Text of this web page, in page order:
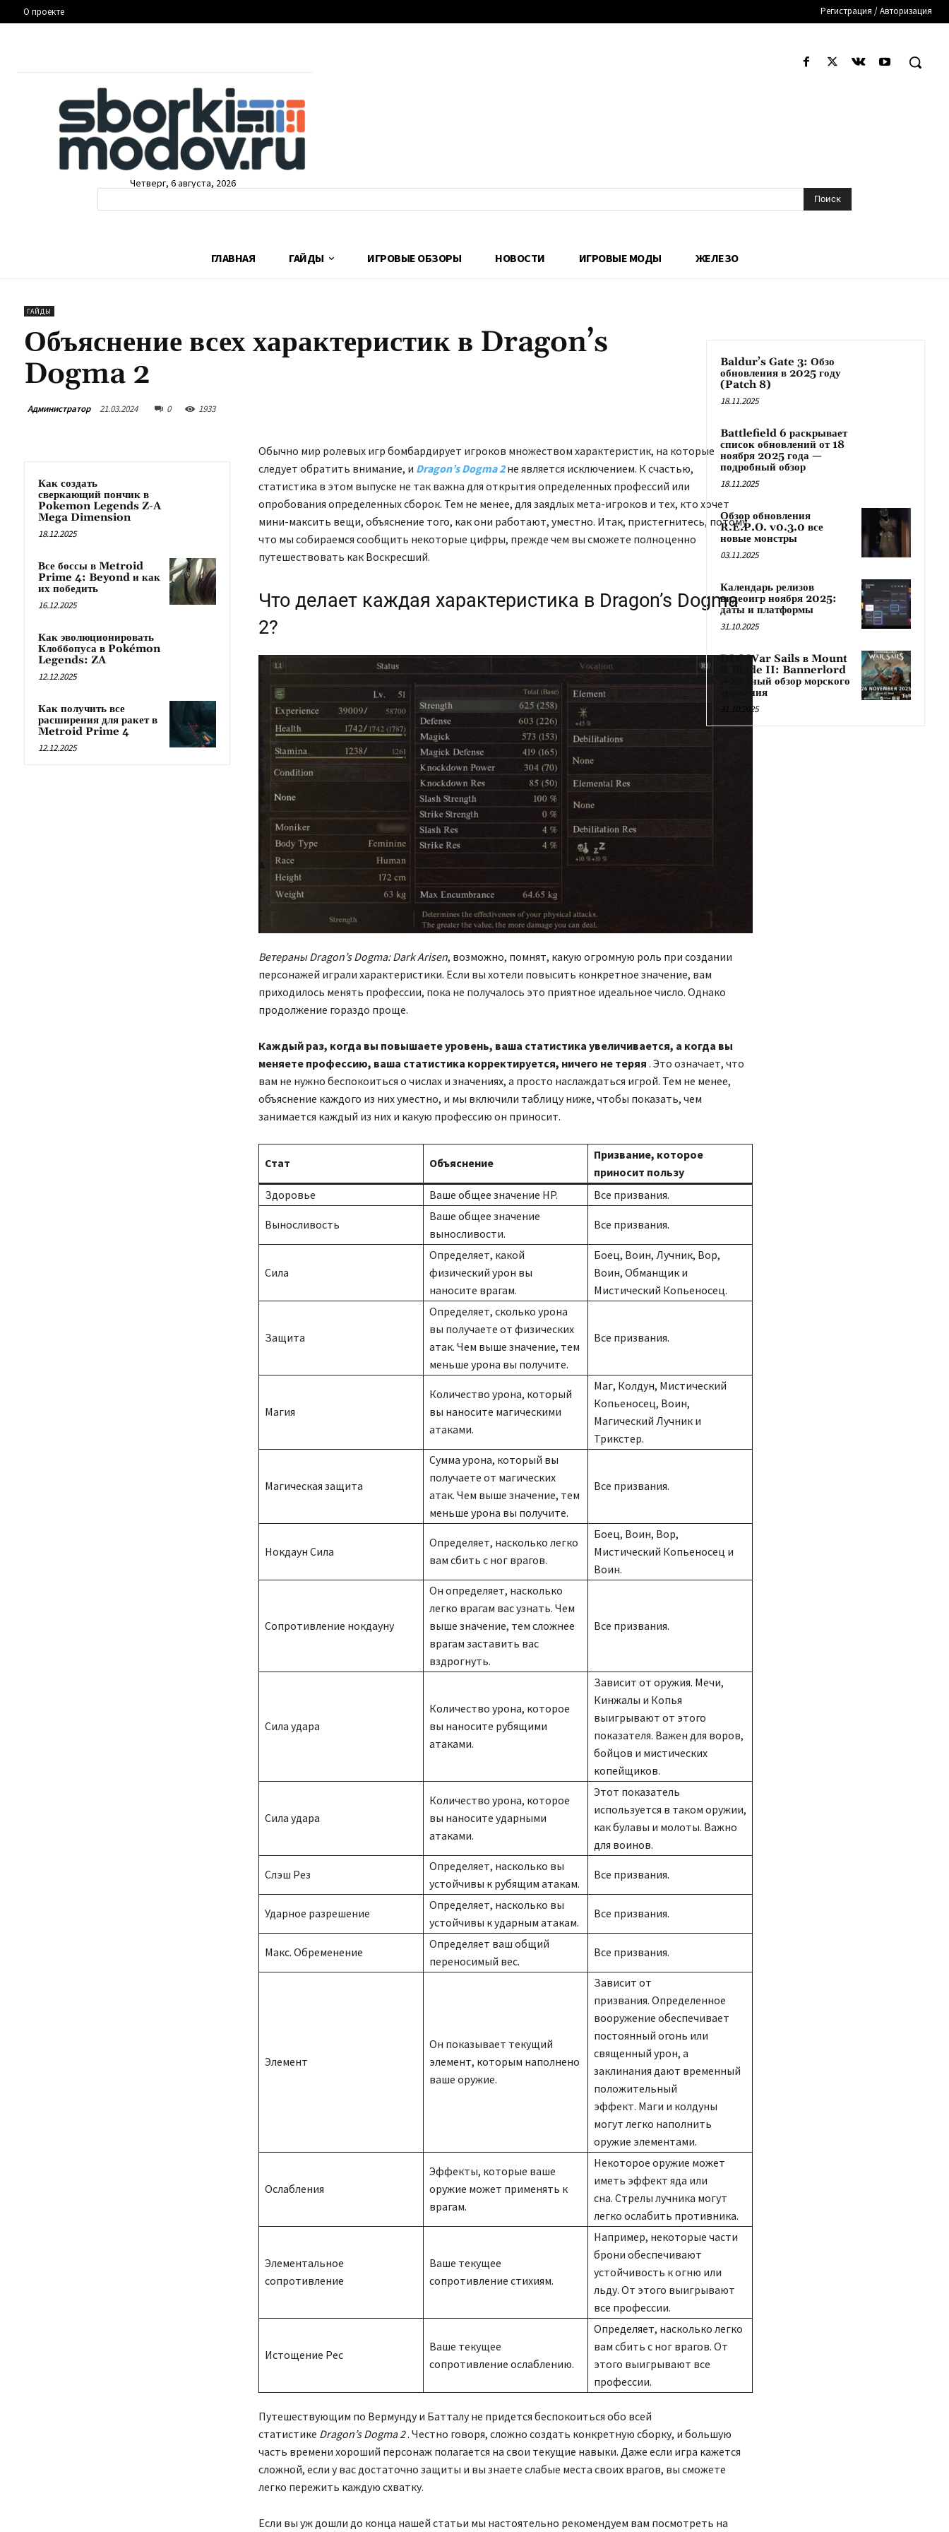
О проекте Регистрация / Авторизация
Четверг, 6 августа, 2026
Поиск
ГЛАВНАЯ ГАЙДЫ ИГРОВЫЕ ОБЗОРЫ НОВОСТИ ИГРОВЫЕ МОДЫ ЖЕЛЕЗО
ГАЙДЫ
Объяснение всех характеристик в Dragon’s
Dogma 2
Администратор 21.03.2024 0 1933
Как создать
сверкающий пончик в
Pokemon Legends Z-A
Mega Dimension
18.12.2025
Все боссы в Metroid
Prime 4: Beyond и как
их победить
16.12.2025
Как эволюционировать
Клоббопуса в Pokémon
Legends: ZA
12.12.2025
Как получить все
расширения для ракет в
Metroid Prime 4
12.12.2025
Обычно мир ролевых игр бомбардирует игроков множеством характеристик, на которые
следует обратить внимание, и Dragon’s Dogma 2 не является исключением. К счастью,
статистика в этом выпуске не так важна для открытия определенных профессий или
опробования определенных сборок. Тем не менее, для заядлых мета-игроков и тех, кто хочет
мини-максить вещи, объяснение того, как они работают, уместно. Итак, пристегнитесь, потому
что мы собираемся сообщить некоторые цифры, прежде чем вы сможете полноценно
путешествовать как Воскресший.
Что делает каждая характеристика в Dragon’s Dogma
2?
Ветераны Dragon’s Dogma: Dark Arisen, возможно, помнят, какую огромную роль при создании
персонажей играли характеристики. Если вы хотели повысить конкретное значение, вам
приходилось менять профессии, пока не получалось это приятное идеальное число. Однако
продолжение гораздо проще.
Каждый раз, когда вы повышаете уровень, ваша статистика увеличивается, а когда вы
меняете профессию, ваша статистика корректируется, ничего не теряя . Это означает, что
вам не нужно беспокоиться о числах и значениях, а просто наслаждаться игрой. Тем не менее,
объяснение каждого из них уместно, и мы включили таблицу ниже, чтобы показать, чем
занимается каждый из них и какую профессию он приносит.
Стат Объяснение
Призвание, которое
приносит пользу
Здоровье
Ваше общее значение HP. Все призвания.
Выносливость
Ваше общее значение
выносливости.
Все призвания.
Сила
Определяет, какой
физический урон вы
наносите врагам.
Боец, Воин, Лучник, Вор,
Воин, Обманщик и
Мистический Копьеносец.
Защита
Определяет, сколько урона
вы получаете от физических
атак. Чем выше значение, тем
меньше урона вы получите.
Все призвания.
Магия
Количество урона, который
вы наносите магическими
атаками.
Маг, Колдун, Мистический
Копьеносец, Воин,
Магический Лучник и
Трикстер.
Магическая защита
Сумма урона, который вы
получаете от магических
атак. Чем выше значение, тем
меньше урона вы получите.
Все призвания.
Нокдаун Сила
Определяет, насколько легко
вам сбить с ног врагов.
Боец, Воин, Вор,
Мистический Копьеносец и
Воин.
Сопротивление нокдауну
Он определяет, насколько
легко врагам вас узнать. Чем
выше значение, тем сложнее
врагам заставить вас
вздрогнуть.
Все призвания.
Сила удара
Количество урона, которое
вы наносите рубящими
атаками.
Зависит от оружия. Мечи,
Кинжалы и Копья
выигрывают от этого
показателя. Важен для воров,
бойцов и мистических
копейщиков.
Сила удара
Количество урона, которое
вы наносите ударными
атаками.
Этот показатель
используется в таком оружии,
как булавы и молоты. Важно
для воинов.
Слэш Рез
Определяет, насколько вы
устойчивы к рубящим атакам.
Все призвания.
Ударное разрешение
Определяет, насколько вы
устойчивы к ударным атакам.
Все призвания.
Макс. Обременение
Определяет ваш общий
переносимый вес.
Все призвания.
Элемент
Он показывает текущий
элемент, которым наполнено
ваше оружие.
Зависит от
призвания. Определенное
вооружение обеспечивает
постоянный огонь или
священный урон, а
заклинания дают временный
положительный
эффект. Маги и колдуны
могут легко наполнить
оружие элементами.
Ослабления
Эффекты, которые ваше
оружие может применять к
врагам.
Некоторое оружие может
иметь эффект яда или
сна. Стрелы лучника могут
легко ослабить противника.
Элементальное
сопротивление
Ваше текущее
сопротивление стихиям.
Например, некоторые части
брони обеспечивают
устойчивость к огню или
льду. От этого выигрывают
все профессии.
Истощение Рес
Ваше текущее
сопротивление ослаблению.
Определяет, насколько легко
вам сбить с ног врагов. От
этого выигрывают все
профессии.
Путешествующим по Вермунду и Батталу не придется беспокоиться обо всей
статистике Dragon’s Dogma 2. Честно говоря, сложно создать конкретную сборку, и большую
часть времени хороший персонаж полагается на свои текущие навыки. Даже если игра кажется
сложной, если у вас достаточно защиты и вы знаете слабые места своих врагов, вы сможете
легко пережить каждую схватку.
Если вы уж дошли до конца нашей статьи мы настоятельно рекомендуем вам посмотреть на
Baldur’s Gate 3: Обзо
обновления в 2025 году
(Patch 8)
18.11.2025
Battlefield 6 раскрывает
список обновлений от 18
ноября 2025 года —
подробный обзор
18.11.2025
Обзор обновления
R.E.P.O. v0.3.0 все
новые монстры
03.11.2025
Календарь релизов
видеоигр ноября 2025:
даты и платформы
31.10.2025
DLC War Sails в Mount
& Blade II: Bannerlord
— полный обзор морского
сражения
31.10.2025